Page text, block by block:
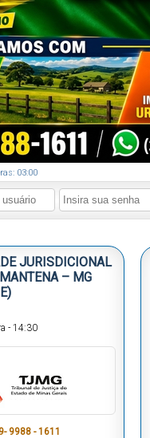
03:00
JURISDICIONAL
– MG
- 14:30
9988 - 1611